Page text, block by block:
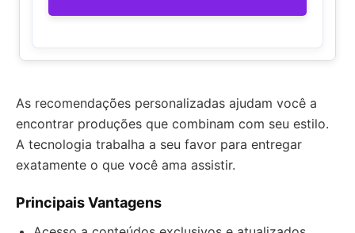
As recomendações personalizadas ajudam você a
encontrar produções que combinam com seu estilo.
A tecnologia trabalha a seu favor para entregar
exatamente o que você ama assistir.
Principais Vantagens